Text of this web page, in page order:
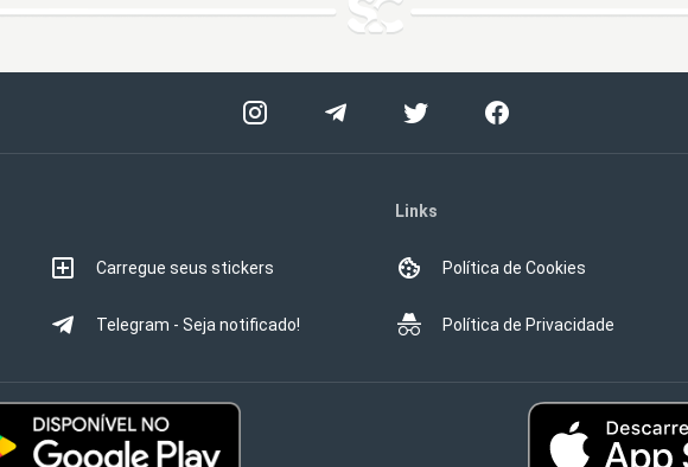
Carregue seus stickers
Telegram - Seja notificado!
Links
Política de Cookies
Política de Privacidade